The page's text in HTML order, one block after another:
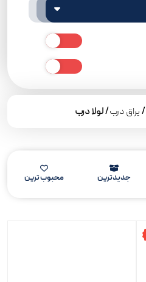
/یراق درب/ لولا درب
جدیدترین محبوب ترین